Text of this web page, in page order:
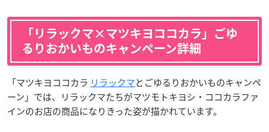
「リラックマ×マツキヨココカラ」ごゆ
るりおかいものキャンペーン詳細
「マツキヨココカラ リラックマとごゆるりおかいものキャンペ
ーン」では、リラックマたちがマツモトキヨシ・ココカラファ
インのお店の商品になりきった姿が描かれています。